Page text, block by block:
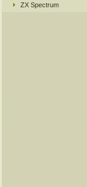
ZX Spectrum